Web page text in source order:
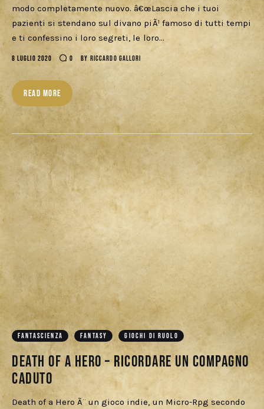
modo completamente nuovo. â€œLascia che i tuoi
pazienti si stendano sul divano piÃ¹ famoso di tutti tempi
e ti confessino i loro segreti, le loro…
8 LUGLIO 2020 0 BY RICCARDO GALLORI
READ MORE
FANTASCIENZA FANTASY GIOCHI DI RUOLO
Death of a Hero – Ricordare un compagno
caduto
Death of a Hero Ã¨ un gioco indie, un Micro-Rpg secondo